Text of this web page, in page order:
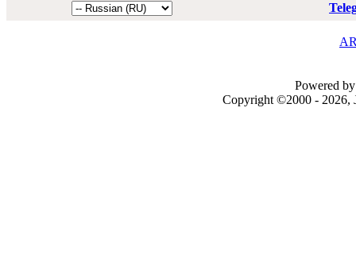
Powered
Copyright ©2000 - 2026,